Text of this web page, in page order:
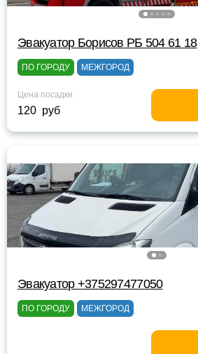
Эвакуатор Борисов РБ 504 61 18
ПО ГОРОДУ МЕЖГОРОД
Цена посадки
120 руб
Эвакуатор +375297477050
ПО ГОРОДУ МЕЖГОРОД